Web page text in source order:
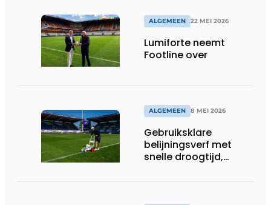
ALGEMEEN 22 MEI 2026
Lumiforte neemt
Footline over
ALGEMEEN 8 MEI 2026
Gebruiksklare
belijningsverf met
snelle droogtijd,